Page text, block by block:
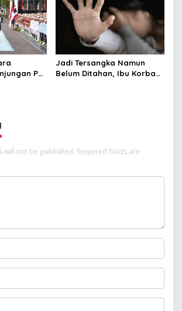
PM
Jadi Tersangka Namun
Belum Ditahan, Ibu Korban
will not be published. Required fields are